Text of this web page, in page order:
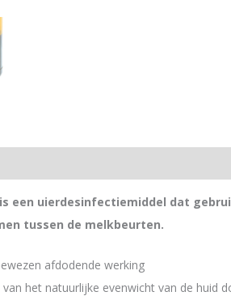
een uierdesinfectiemiddel dat
tussen de melkbeurten.
afdodende werking
het natuurlijke evenwicht van de huid